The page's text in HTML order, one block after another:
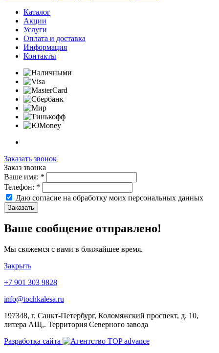
Каталог
Акции
Услуги
Оплата и доставка
Информация
Контакты
Заказать звонок
Заказ звонка
Ваше имя: *
Телефон: *
Даю согласие на обработку моих персональных данных
Заказать
Ваше сообщение отправлено!
Мы свяжемся с вами в ближайшее время.
Закрыть
+7 901 303 9828
info@tochkalesa.ru
197348, г. Санкт-Петербург, Коломяжский проспект, д. 10,
литера АЩ,. Территория Северного завода
Разработка сайта